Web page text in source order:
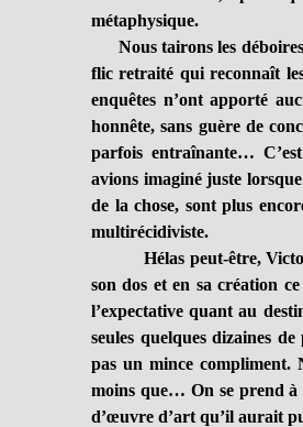
métaphysique.
Nous tairons les déboires
flic retraité qui reconnaît les
enquêtes n’ont apporté
honnête, sans guère de
parfois entraînante…
avions imaginé juste
de la chose, sont plus
multirécidiviste.
Hélas peut-être, Victor
son dos et en sa création
l’expectative quant au
seules quelques dizaines
pas un mince compliment.
moins que… On se prend
d’œuvre d’art qu’il aurait